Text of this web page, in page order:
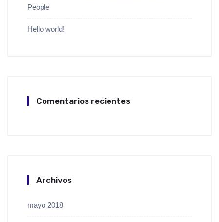
People
Hello world!
Comentarios recientes
Archivos
mayo 2018